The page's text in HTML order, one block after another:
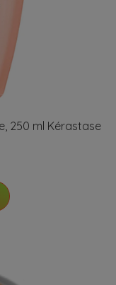
250 ml Kérastase